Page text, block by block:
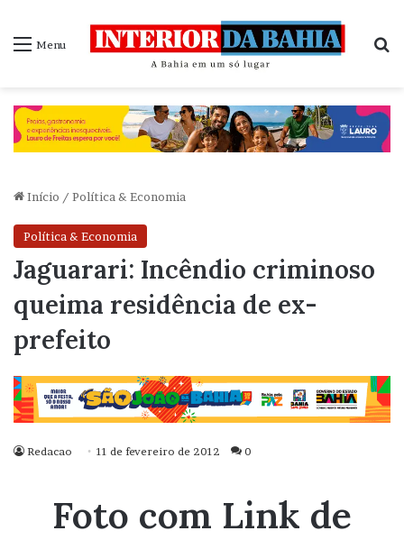
Menu
Início / Política & Economia
Política & Economia
Jaguarari: Incêndio criminoso
queima residência de ex-
prefeito
Redacao 11 de fevereiro de 2012 0
Foto com Link de